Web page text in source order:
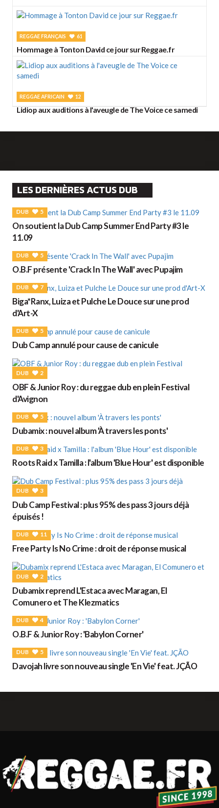
REGGAE FRANÇAIS 61
Hommage à Tonton David ce jour sur Reggae.fr
REGGAE AFRICAIN 12
Lidiop aux auditions à l'aveugle de The Voice ce samedi
LES DERNIÈRES ACTUS DUB
DUB 5
On soutient la Dub Camp Summer End Party #3 le
11.09
DUB 5
O.B.F présente 'Crack In The Wall' avec Pupajim
DUB 7
Biga*Ranx, Luiza et Pulche Le Douce sur une prod
d'Art-X
DUB 5
Dub Camp annulé pour cause de canicule
DUB 2
OBF & Junior Roy : du reggae dub en plein Festival
d'Avignon
DUB 5
Dubamix : nouvel album 'À travers les ponts'
DUB 3
Roots Raid x Tamilla : l'album 'Blue Hour' est disponible
DUB 3
Dub Camp Festival : plus 95% des pass 3 jours déjà
épuisés !
DUB 11
Free Party Is No Crime : droit de réponse musical
DUB 2
Dubamix reprend L'Estaca avec Maragan, El
Comunero et The Klezmatics
DUB 4
O.B.F & Junior Roy : 'Babylon Corner'
DUB 5
Davojah livre son nouveau single 'En Vie' feat. JÇÃO